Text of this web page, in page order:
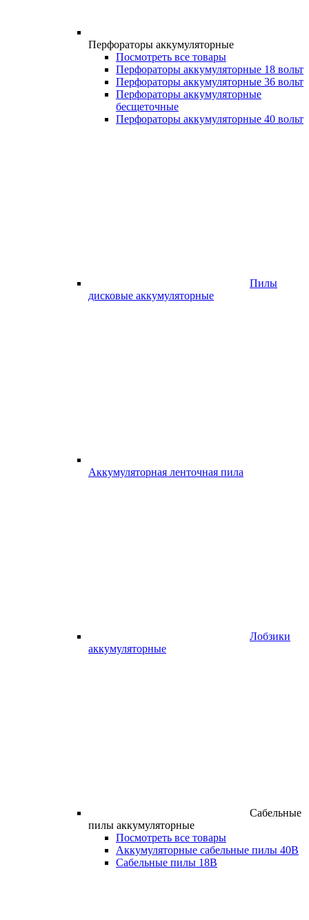
Перфораторы аккумуляторные
Посмотреть все товары
Перфораторы аккумуляторные 18 вольт
Перфораторы аккумуляторные 36 вольт
Перфораторы аккумуляторные
бесщеточные
Перфораторы аккумуляторные 40 вольт
Пилы
дисковые аккумуляторные
Аккумуляторная ленточная пила
Лобзики
аккумуляторные
Сабельные
пилы аккумуляторные
Посмотреть все товары
Аккумуляторные сабельные пилы 40В
Сабельные пилы 18В